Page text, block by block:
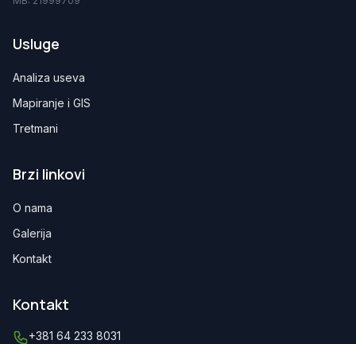
Usluge
Analiza useva
Mapiranje i GIS
Tretmani
Brzi linkovi
O nama
Galerija
Kontakt
Kontakt
+381 64 233 8031